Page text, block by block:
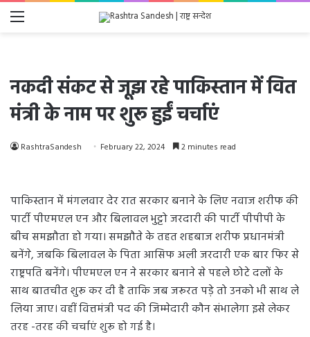
Menu
नकदी संकट से जूझ रहे पाकिस्तान में वित
मंत्री के नाम पर शुरू हुईं चर्चाएं
RashtraSandesh February 22, 2024 2 minutes read
पाकिस्तान में मंगलवार देर रात सरकार बनाने के लिए नवाज शरीफ की
पार्टी पीएमएल एन और बिलावल भुट्टो जरदारी की पार्टी पीपीपी के
बीच समझौता हो गया। समझौते के तहत शहबाज शरीफ प्रधानमंत्री
बनेंगे, जबकि बिलावल के पिता आसिफ अली जरदारी एक बार फिर से
राष्ट्रपति बनेंगे। पीएमएल एन ने सरकार बनाने से पहले छोटे दलों के
साथ बातचीत शुरू कर दी है ताकि जब जरूरत पड़े तो उनको भी साथ ले
लिया जाए। वहीं वित्तमंत्री पद की जिम्मेदारी कौन संभालेगा इसे लेकर
तरह -तरह की चर्चाएं शुरू हो गई है।